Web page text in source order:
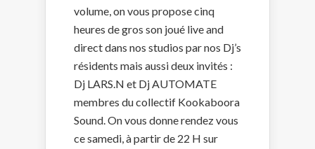
volume, on vous propose cinq
heures de gros son joué live and
direct dans nos studios par nos Dj’s
résidents mais aussi deux invités :
Dj LARS.N et Dj AUTOMATE
membres du collectif Kookaboora
Sound. On vous donne rendez vous
ce samedi, à partir de 22 H sur